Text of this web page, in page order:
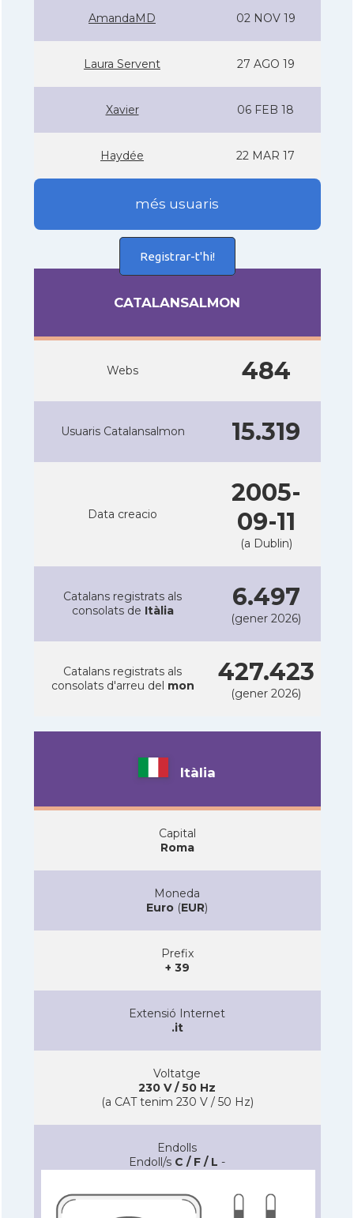
AmandaMD 02 NOV 19
Laura Servent 27 AGO 19
Xavier 06 FEB 18
Haydée 22 MAR 17
més usuaris
Registrar-t'hi!
CATALANSALMON
Webs 484
Usuaris Catalansalmon 15.319
Data creacio
2005-
09-11
(a Dublin)
Catalans registrats als
consolats de Itàlia 6.497
(gener 2026)
Catalans registrats als
consolats d'arreu del mon 427.423
(gener 2026)
Itàlia
Capital
Roma
Moneda
Euro (EUR)
Prefix
+ 39
Extensió Internet
.it
Voltatge
230 V / 50 Hz
(a CAT tenim 230 V / 50 Hz)
Endolls
Endoll/s C / F / L -